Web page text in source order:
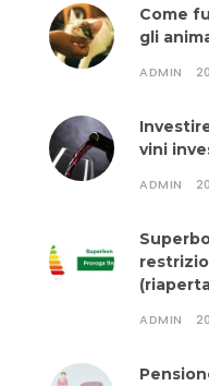
Come
gli
ADMIN
vini
ADMIN
ADMIN